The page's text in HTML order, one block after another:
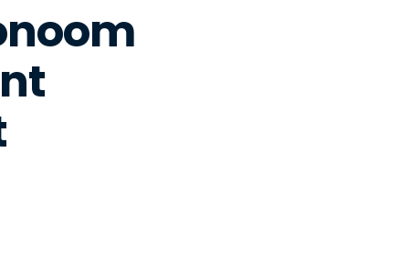
English